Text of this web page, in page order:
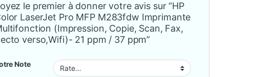
le premier à donner votre avis sur “HP
LaserJet Pro MFP M283fdw Imprimante
(Impression, Copie, Scan, Fax,
verso,Wifi)- 21 ppm / 37 ppm”
Note